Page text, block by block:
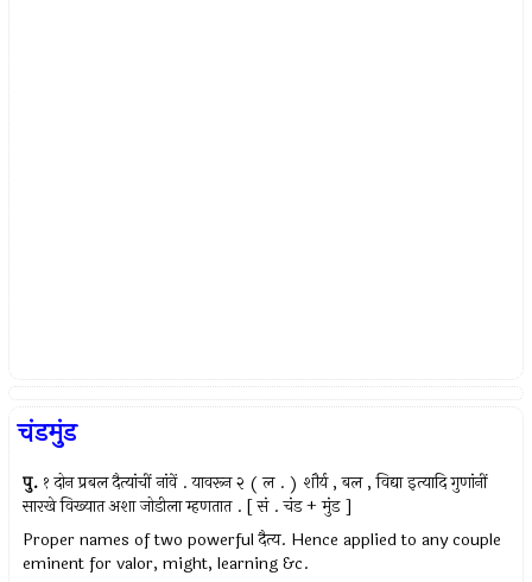
चंडमुंड
पु. १ दोन प्रबल दैत्यांचीं नांवें . यावरून २ ( ल . ) शौर्य , बल , विद्या इत्यादि गुणांनीं
सारखे विख्यात अशा जोडीला म्हणतात . [ सं . चंड + मुंड ]
Proper names of two powerful दैत्य. Hence applied to any couple
eminent for valor, might, learning &c.